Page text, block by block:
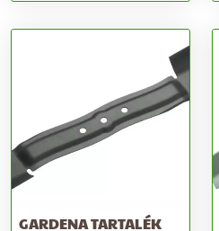
GARDENA TARTALÉK